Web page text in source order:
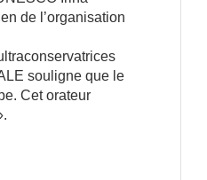
de l’organisation
souligne que le
Cet orateur